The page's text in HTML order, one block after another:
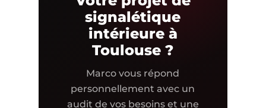
signalétique
intérieure à
Toulouse ?
Marco vous répond
personnellement avec un
audit de vos besoins et une